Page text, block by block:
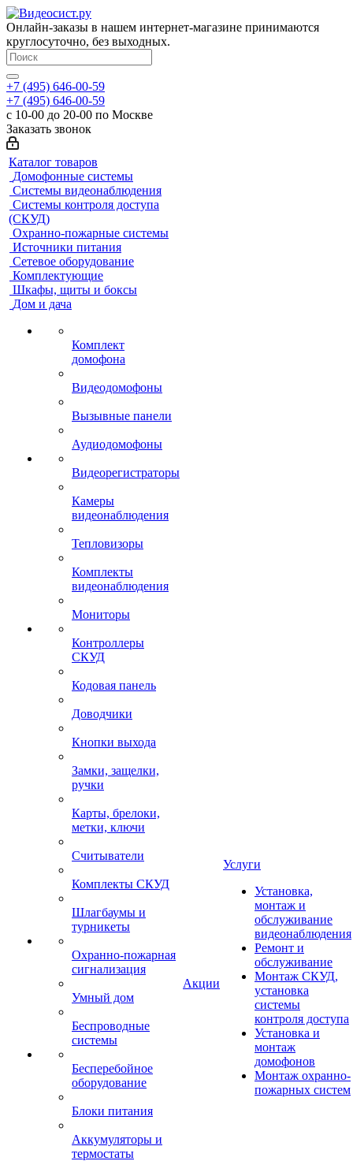
Онлайн-заказы в нашем интернет-магазине принимаются
круглосуточно, без выходных.
+7 (495) 646-00-59
+7 (495) 646-00-59
с 10-00 до 20-00 по Москве
Заказать звонок
Каталог товаров
Домофонные системы
Системы видеонаблюдения
Системы контроля доступа
(СКУД)
Охранно-пожарные системы
Источники питания
Сетевое оборудование
Комплектующие
Шкафы, щиты и боксы
Дом и дача
Комплект
домофона
Видеодомофоны
Вызывные панели
Аудиодомофоны
Видеорегистраторы
Камеры
видеонаблюдения
Тепловизоры
Комплекты
видеонаблюдения
Мониторы
Контроллеры
СКУД
Кодовая панель
Доводчики
Кнопки выхода
Замки, защелки,
ручки
Карты, брелоки,
метки, ключи
Считыватели
Комплекты СКУД
Шлагбаумы и
турникеты
Охранно-пожарная
сигнализация
Умный дом
Беспроводные
системы
Бесперебойное
оборудование
Блоки питания
Аккумуляторы и
термостаты
Акции
Услуги
Установка,
монтаж и
обслуживание
видеонаблюдения
Ремонт и
обслуживание
Монтаж СКУД,
установка
системы
контроля доступа
Установка и
монтаж
домофонов
Монтаж охранно-
пожарных систем